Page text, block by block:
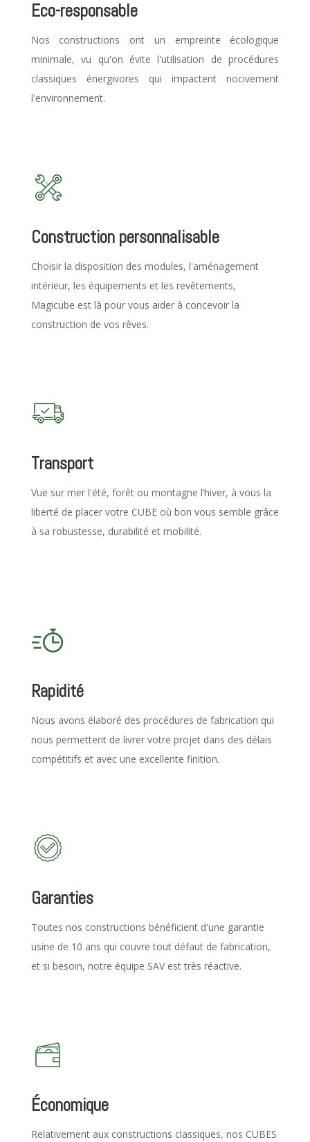
Eco-responsable
Nos constructions ont un empreinte écologique
minimale, vu qu'on évite l'utilisation de procédures
classiques énergivores qui impactent nocivement
l'environnement.
Construction personnalisable
Choisir la disposition des modules, l'aménagement
intérieur, les équipements et les revêtements,
Magicube est là pour vous aider à concevoir la
construction de vos rêves.
Transport
Vue sur mer l'été, forêt ou montagne l’hiver, à vous la
liberté de placer votre CUBE où bon vous semble grâce
à sa robustesse, durabilité et mobilité.
Rapidité
Nous avons élaboré des procédures de fabrication qui
nous permettent de livrer votre projet dans des délais
compétitifs et avec une excellente finition.
Garanties
Toutes nos constructions bénéficient d'une garantie
usine de 10 ans qui couvre tout défaut de fabrication,
et si besoin, notre équipe SAV est très réactive.
Économique
Relativement aux constructions classiques, nos CUBES